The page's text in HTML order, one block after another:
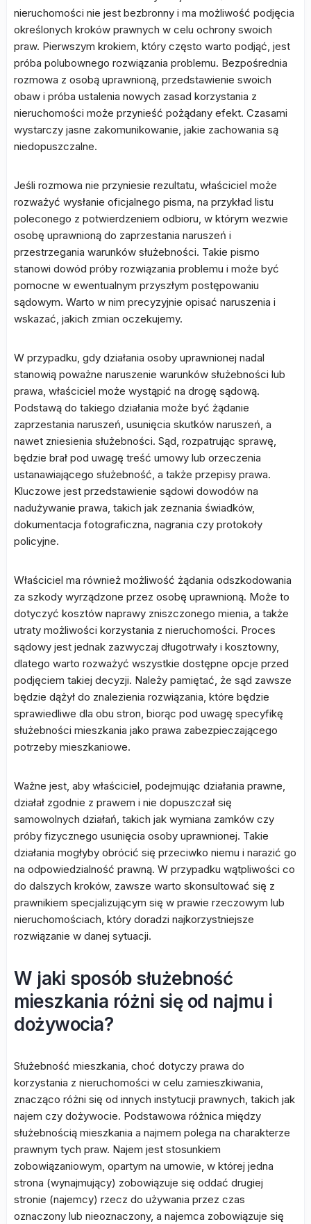
nieruchomości nie jest bezbronny i ma możliwość podjęcia
określonych kroków prawnych w celu ochrony swoich
praw. Pierwszym krokiem, który często warto podjąć, jest
próba polubownego rozwiązania problemu. Bezpośrednia
rozmowa z osobą uprawnioną, przedstawienie swoich
obaw i próba ustalenia nowych zasad korzystania z
nieruchomości może przynieść pożądany efekt. Czasami
wystarczy jasne zakomunikowanie, jakie zachowania są
niedopuszczalne.
Jeśli rozmowa nie przyniesie rezultatu, właściciel może
rozważyć wysłanie oficjalnego pisma, na przykład listu
poleconego z potwierdzeniem odbioru, w którym wezwie
osobę uprawnioną do zaprzestania naruszeń i
przestrzegania warunków służebności. Takie pismo
stanowi dowód próby rozwiązania problemu i może być
pomocne w ewentualnym przyszłym postępowaniu
sądowym. Warto w nim precyzyjnie opisać naruszenia i
wskazać, jakich zmian oczekujemy.
W przypadku, gdy działania osoby uprawnionej nadal
stanowią poważne naruszenie warunków służebności lub
prawa, właściciel może wystąpić na drogę sądową.
Podstawą do takiego działania może być żądanie
zaprzestania naruszeń, usunięcia skutków naruszeń, a
nawet zniesienia służebności. Sąd, rozpatrując sprawę,
będzie brał pod uwagę treść umowy lub orzeczenia
ustanawiającego służebność, a także przepisy prawa.
Kluczowe jest przedstawienie sądowi dowodów na
nadużywanie prawa, takich jak zeznania świadków,
dokumentacja fotograficzna, nagrania czy protokoły
policyjne.
Właściciel ma również możliwość żądania odszkodowania
za szkody wyrządzone przez osobę uprawnioną. Może to
dotyczyć kosztów naprawy zniszczonego mienia, a także
utraty możliwości korzystania z nieruchomości. Proces
sądowy jest jednak zazwyczaj długotrwały i kosztowny,
dlatego warto rozważyć wszystkie dostępne opcje przed
podjęciem takiej decyzji. Należy pamiętać, że sąd zawsze
będzie dążył do znalezienia rozwiązania, które będzie
sprawiedliwe dla obu stron, biorąc pod uwagę specyfikę
służebności mieszkania jako prawa zabezpieczającego
potrzeby mieszkaniowe.
Ważne jest, aby właściciel, podejmując działania prawne,
działał zgodnie z prawem i nie dopuszczał się
samowolnych działań, takich jak wymiana zamków czy
próby fizycznego usunięcia osoby uprawnionej. Takie
działania mogłyby obrócić się przeciwko niemu i narazić go
na odpowiedzialność prawną. W przypadku wątpliwości co
do dalszych kroków, zawsze warto skonsultować się z
prawnikiem specjalizującym się w prawie rzeczowym lub
nieruchomościach, który doradzi najkorzystniejsze
rozwiązanie w danej sytuacji.
W jaki sposób służebność
mieszkania różni się od najmu i
dożywocia?
Służebność mieszkania, choć dotyczy prawa do
korzystania z nieruchomości w celu zamieszkiwania,
znacząco różni się od innych instytucji prawnych, takich jak
najem czy dożywocie. Podstawowa różnica między
służebnością mieszkania a najmem polega na charakterze
prawnym tych praw. Najem jest stosunkiem
zobowiązaniowym, opartym na umowie, w której jedna
strona (wynajmujący) zobowiązuje się oddać drugiej
stronie (najemcy) rzecz do używania przez czas
oznaczony lub nieoznaczony, a najemca zobowiązuje się